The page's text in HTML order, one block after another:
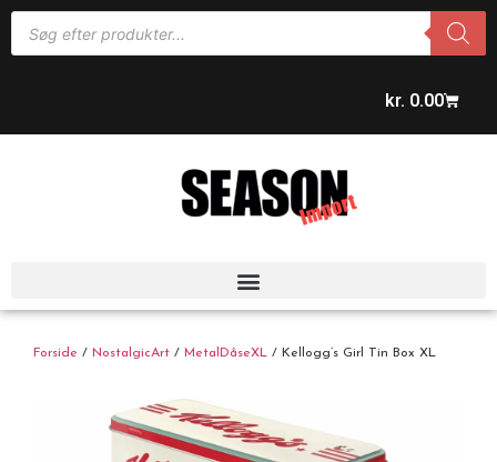
kr. 0.00
Forside / NostalgicArt / MetalDåseXL / Kellogg’s Girl Tin Box XL